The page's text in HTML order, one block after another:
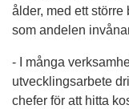
ålder, med ett
som andelen
- I många
utvecklingsarbete
chefer för att hitta